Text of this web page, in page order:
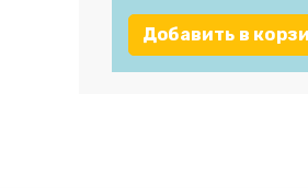
Добавить в